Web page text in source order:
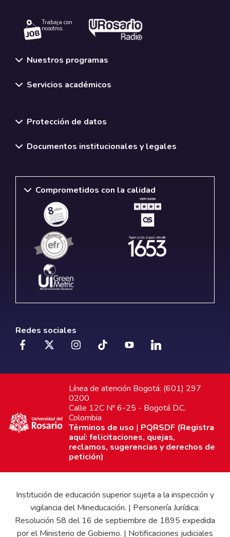
Trabaja con
nosotros.
Nuestros programas
Servicios académicos
Protección de datos
Documentos institucionales y legales
Comprometidos con la calidad
Redes sociales
Línea de atención Bogotá: (601) 297
0200
Calle 12C Nº 6-25 - Bogotá D.C.
Colombia
Términos de uso | PQRSDF (Registra
aquí: felicitaciones, quejas,
reclamos, sugerencias y derechos de
petición)
Institución de educación superior sujeta a la inspección y
vigilancia del Mineducación. | Personería Jurídica:
Resolución 58 del 16 de septiembre de 1895 expedida
por el Ministerio de Gobierno. | Notificaciones judiciales